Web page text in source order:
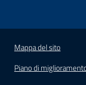
Mappa del sito
Piano di